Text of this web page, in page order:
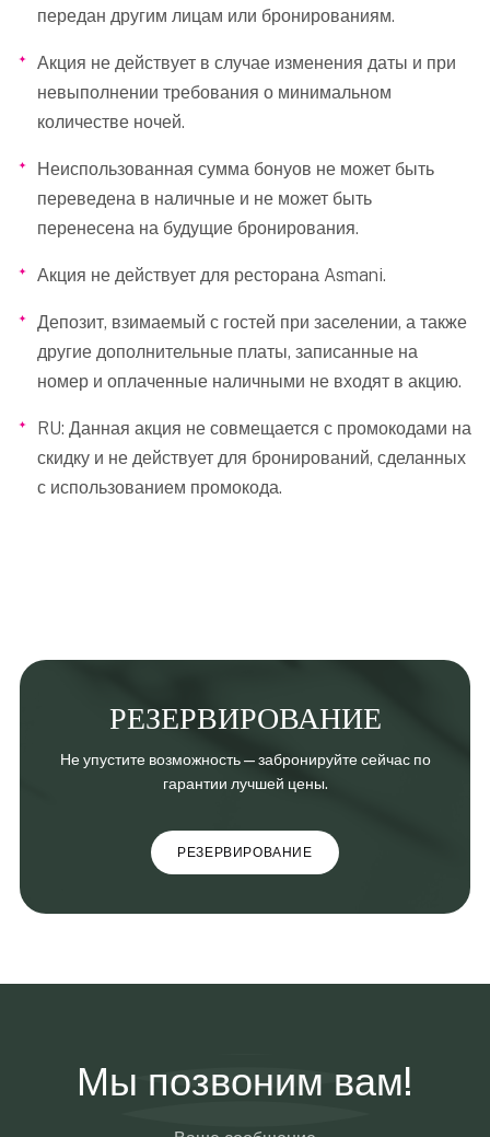
передан другим лицам или бронированиям.
Акция не действует в случае изменения даты и при
невыполнении требования о минимальном
количестве ночей.
Неиспользованная сумма бонуов не может быть
переведена в наличные и не может быть
перенесена на будущие бронирования.
Акция не действует для ресторана Asmani.
Депозит, взимаемый с гостей при заселении, а также
другие дополнительные платы, записанные на
номер и оплаченные наличными не входят в акцию.
RU: Данная акция не совмещается с промокодами на
скидку и не действует для бронирований, сделанных
с использованием промокода.
РЕЗЕРВИРОВАНИЕ
Не упустите возможность — забронируйте сейчас по
гарантии лучшей цены.
РЕЗЕРВИРОВАНИЕ
Мы позвоним вам!